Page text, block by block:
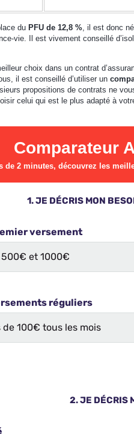
du PFU de 12,8 %, il est donc
vie. Il est vivement conseillé
choix dans un contrat
il est conseillé d’utiliser un
propositions de contrats ne
celui qui est le plus adapté à
Comparateur
de 2 minutes, découvrez les